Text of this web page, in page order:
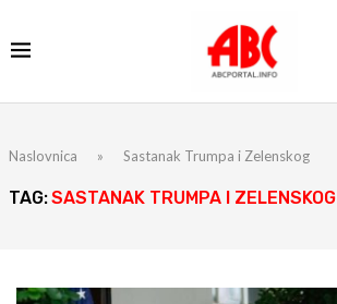
Naslovnica » Sastanak Trumpa i Zelenskog
TAG:SASTANAK TRUMPA I ZELENSKOG